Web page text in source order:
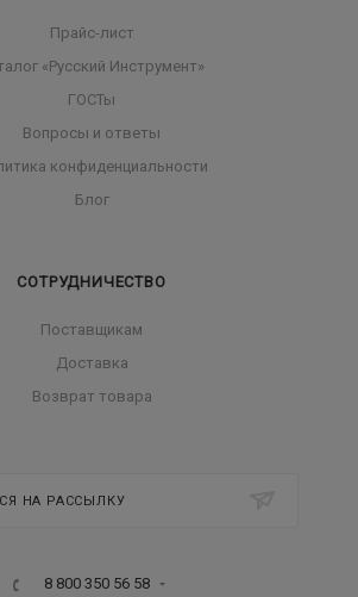
Прайс-лист
«Русский Инструмент»
ГОСТы
Вопросы и ответы
конфиденциальности
Блог
СОТРУДНИЧЕСТВО
Поставщикам
Доставка
Возврат товара
НА РАССЫЛКУ
8 800 350 56 58